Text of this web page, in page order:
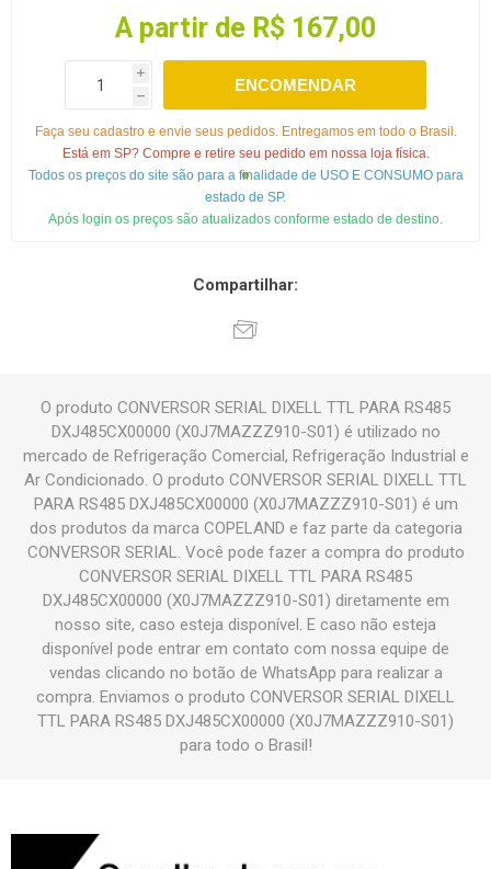
A partir de R$ 167,00
i
h
ENCOMENDAR
Faça seu cadastro e envie seus pedidos. Entregamos em todo o Brasil.
Está em SP? Compre e retire seu pedido em nossa loja física.
Todos os preços do site são para a finalidade de USO E CONSUMO para
estado de SP.
Após login os preços são atualizados conforme estado de destino.
Compartilhar:
O produto CONVERSOR SERIAL DIXELL TTL PARA RS485
DXJ485CX00000 (X0J7MAZZZ910-S01) é utilizado no
mercado de Refrigeração Comercial, Refrigeração Industrial e
Ar Condicionado. O produto CONVERSOR SERIAL DIXELL TTL
PARA RS485 DXJ485CX00000 (X0J7MAZZZ910-S01) é um
dos produtos da marca COPELAND e faz parte da categoria
CONVERSOR SERIAL. Você pode fazer a compra do produto
CONVERSOR SERIAL DIXELL TTL PARA RS485
DXJ485CX00000 (X0J7MAZZZ910-S01) diretamente em
nosso site, caso esteja disponível. E caso não esteja
disponível pode entrar em contato com nossa equipe de
vendas clicando no botão de WhatsApp para realizar a
compra. Enviamos o produto CONVERSOR SERIAL DIXELL
TTL PARA RS485 DXJ485CX00000 (X0J7MAZZZ910-S01)
para todo o Brasil!